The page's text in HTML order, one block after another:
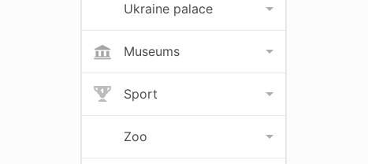
Ukraine palace
Museums
Sport
Zoo